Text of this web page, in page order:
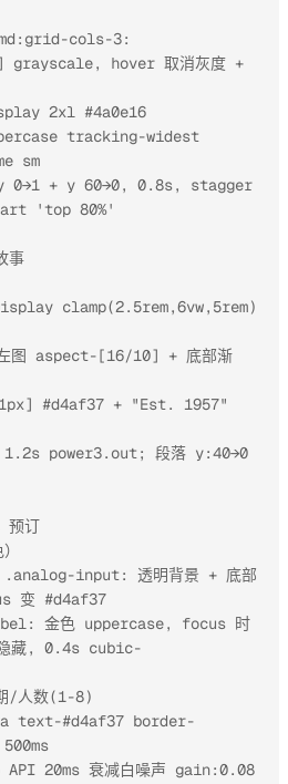
cols-3:
'top 80%'
事
clamp(2.5rem,6vw,5rem)
aspect-[16/10] + 底部渐
#d4af37 + "Est. 1957"
1.2s power3.out; 段落 y:40→0
订
.analog-input: 透明背景 + 底部
变 #d4af37
金色 uppercase, focus 时
藏, 0.4s cubic-
/人数(1-8)
text-#d4af37 border-
API 20ms 衰减白噪声 gain:0.08